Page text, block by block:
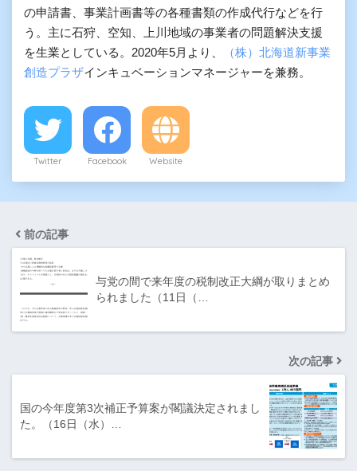
の申請書、事業計画書等の各種書類の作成代行などを行
う。主に石狩、空知、上川地域の事業者の問題解決支援
を生業としている。2020年5月より、
（株）北海道新事業
創造プラザインキュベーションマネージャーを兼務。
Twitter Facebook Website
前の記事
与党の間で来年度の税制改正大綱が取りまとめ
られました（11日（…
次の記事
国の今年度第3次補正予算案が閣議決定されまし
た。（16日（水）…